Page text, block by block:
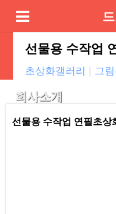
선물용 수작업
초상화갤러리 | 그
회사소개
선물용 수작업 연필 초상